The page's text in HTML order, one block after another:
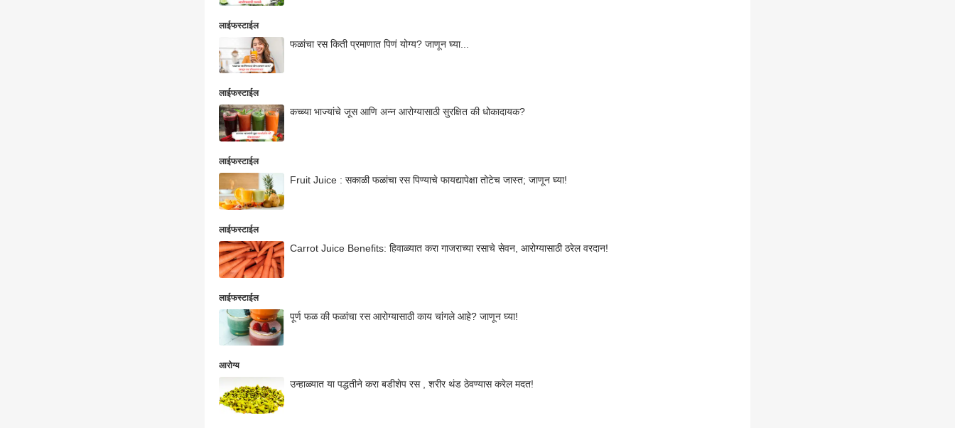
लाईफस्टाईल
फळांचा रस किती प्रमाणात पिणं योग्य? जाणून घ्या...
लाईफस्टाईल
कच्च्या भाज्यांचे जूस आणि अन्न आरोग्यासाठी सुरक्षित की धोकादायक?
लाईफस्टाईल
Fruit Juice : सकाळी फळांचा रस पिण्याचे फायद्यापेक्षा तोटेच जास्त; जाणून घ्या!
लाईफस्टाईल
Carrot Juice Benefits: हिवाळ्यात करा गाजराच्या रसाचे सेवन, आरोग्यासाठी ठरेल वरदान!
लाईफस्टाईल
पूर्ण फळ की फळांचा रस आरोग्यासाठी काय चांगले आहे? जाणून घ्या!
आरोग्य
उन्हाळ्यात या पद्धतीने करा बडीशेप रस , शरीर थंड ठेवण्यास करेल मदत!